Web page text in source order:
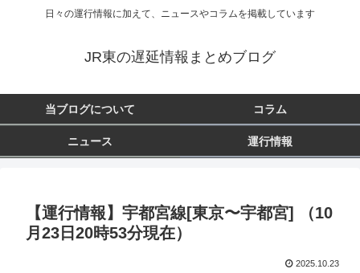
日々の運行情報に加えて、ニュースやコラムを掲載しています
JR東の遅延情報まとめブログ
当ブログについて コラム
ニュース 運行情報
【運行情報】宇都宮線[東京〜宇都宮] （10
月23日20時53分現在）
2025.10.23